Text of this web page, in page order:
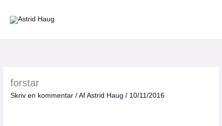
forstar
Skriv en kommentar / AfAstrid Haug/ 10/11/2016